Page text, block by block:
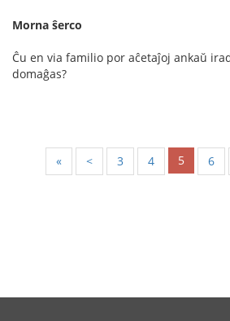
Morna ŝerco
Ĉu en via familio por aĉetaĵoj ankaŭ
domaĝas?
« < 3 4 5 6